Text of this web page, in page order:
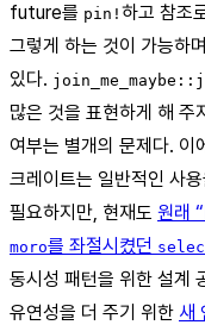
future를 pin! 하고 참조
그렇게 하는 것이 가능하
있다.
많은 것을 표현하게 해 주
여부는 별개의 문제다. 이
크레이트는 일반적인 사
필요하지만, 현재도 원래
moro를 좌절시켰던
동시성 패턴을 위한 설
유연성을 더 주기 위한 새